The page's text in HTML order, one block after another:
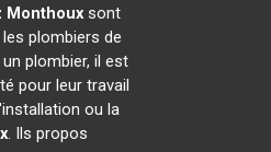
Monthouxsont
plombiers de
plombier, il est
pour leur travail
ou la
. Ils propos